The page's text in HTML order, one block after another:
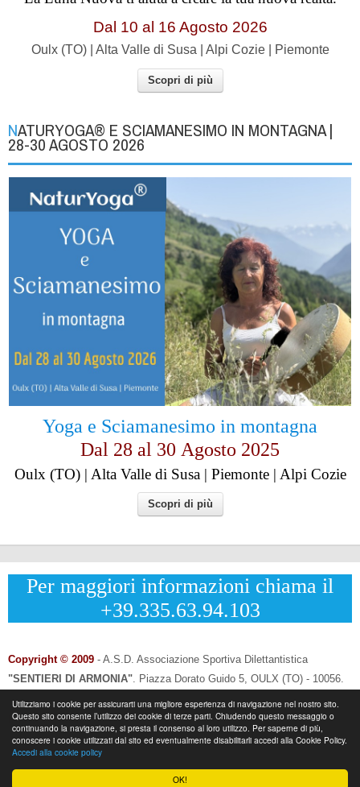
OK!
Utilizziamo i cookie per assicurarti una migliore esperienza di navigazione nel nostro sito.
Questo sito consente l’utilizzo dei cookie di terze parti. Chiudendo questo messaggio o
continuando la navigazione, si presta il consenso al loro utilizzo. Per saperne di più,
conoscere i cookie utilizzati dal sito ed eventualmente disabilitarli accedi alla Cookie Policy.
Accedi alla cookie policy
Dal 10 al 16 Agosto 2026
Oulx (TO) | Alta Valle di Susa | Alpi Cozie | Piemonte
Scopri di più
NATURYOGA® E SCIAMANESIMO IN MONTAGNA |
28-30 AGOSTO 2026
Yoga e Sciamanesimo in montagna
Dal 28 al 30 Agosto 2025
Oulx (TO) | Alta Valle di Susa | Piemonte | Alpi Cozie
Scopri di più
Per maggiori informazioni chiama il
+39.335.63.94.103
Copyright © 2009 - A.S.D. Associazione Sportiva Dilettantistica
"SENTIERI DI ARMONIA" Piazza Dorato Guido 5, OULX (TO) - 10056.
Info & Contatti:Laura Eynard: +39.335.6394103
-Email: info@sentieridiarmonia.com